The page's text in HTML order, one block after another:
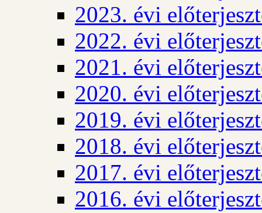
2023. évi
2022. évi
2021. évi
2020. évi
2019. évi
2018. évi
2017. évi
2016. évi